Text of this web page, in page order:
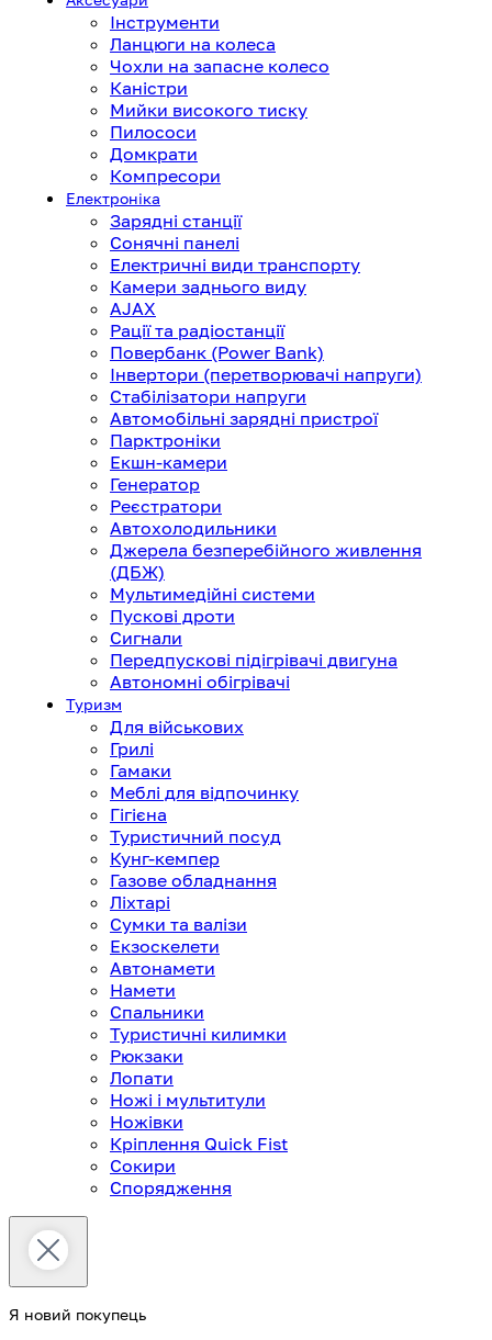
Інструменти
Ланцюги на колеса
Чохли на запасне колесо
Каністри
Мийки високого тиску
Пилососи
Домкрати
Компресори
Електроніка
Зарядні станції
Сонячні панелі
Електричні види транспорту
Камери заднього виду
AJAX
Рації та радіостанції
Повербанк (Power Bank)
Інвертори (перетворювачі напруги)
Стабілізатори напруги
Автомобільні зарядні пристрої
Парктроніки
Екшн-камери
Генератор
Реєстратори
Автохолодильники
Джерела безперебійного живлення
(ДБЖ)
Мультимедійні системи
Пускові дроти
Сигнали
Передпускові підігрівачі двигуна
Автономні обігрівачі
Туризм
Для військових
Грилі
Гамаки
Меблі для відпочинку
Гігієна
Туристичний посуд
Кунг-кемпер
Газове обладнання
Ліхтарі
Сумки та валізи
Екзоскелети
Автонамети
Намети
Спальники
Туристичні килимки
Рюкзаки
Лопати
Ножі і мультитули
Ножівки
Кріплення Quick Fist
Сокири
Спорядження
Я новий покупець